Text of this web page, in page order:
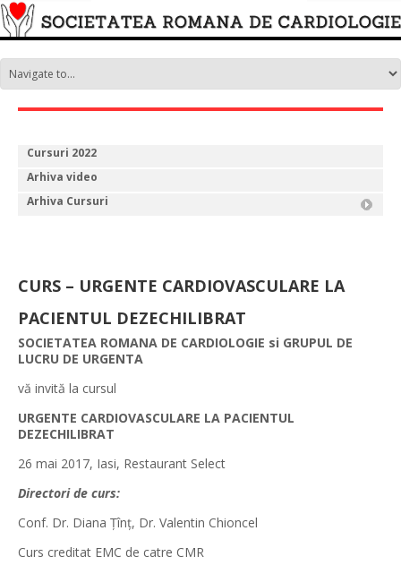
Cursuri 2022
Arhiva video
Arhiva Cursuri
CURS – URGENTE CARDIOVASCULARE LA
PACIENTUL DEZECHILIBRAT
SOCIETATEA ROMANA DE CARDIOLOGIE si GRUPUL DE
LUCRU DE URGENTA
vă invită la cursul
URGENTE CARDIOVASCULARE LA PACIENTUL
DEZECHILIBRAT
26 mai 2017, Iasi, Restaurant Select
Directori de curs:
Conf. Dr. Diana Țînț, Dr. Valentin Chioncel
Curs creditat EMC de catre CMR